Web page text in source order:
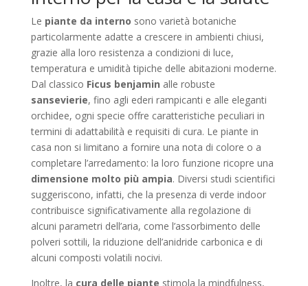
Le piante da interno sono varietà botaniche
particolarmente adatte a crescere in ambienti chiusi,
grazie alla loro resistenza a condizioni di luce,
temperatura e umidità tipiche delle abitazioni moderne.
Dal classico Ficus benjamin alle robuste
sansevierie, fino agli ederi rampicanti e alle eleganti
orchidee, ogni specie offre caratteristiche peculiari in
termini di adattabilità e requisiti di cura. Le piante in
casa non si limitano a fornire una nota di colore o a
completare l’arredamento: la loro funzione ricopre una
dimensione molto più ampia. Diversi studi scientifici
suggeriscono, infatti, che la presenza di verde indoor
contribuisce significativamente alla regolazione di
alcuni parametri dell’aria, come l’assorbimento delle
polveri sottili, la riduzione dell’anidride carbonica e di
alcuni composti volatili nocivi.
Inoltre, la cura delle piante stimola la mindfulness,